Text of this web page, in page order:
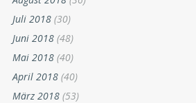
Juli 2018 (30)
Juni 2018 (48)
Mai 2018 (40)
April 2018 (40)
März 2018 (53)